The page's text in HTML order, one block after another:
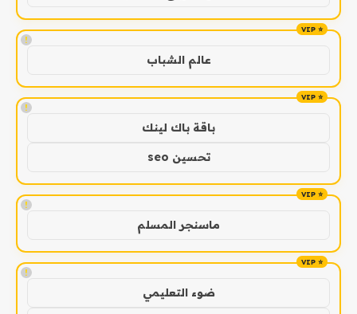
!
عالم الشباب
!
باقة باك لينك
تحسين seo
!
ماسنجر المسلم
!
ضوء التعليمي